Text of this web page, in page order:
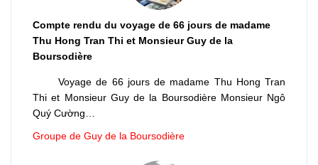
Compte rendu du voyage de 66 jours de madame
Thu Hong Tran Thi et Monsieur Guy de la
Boursodière
Voyage de 66 jours de madame Thu Hong Tran
Thi et Monsieur Guy de la Boursodière Monsieur Ngô
Quý Cường…
Groupe de Guy de la Boursodière